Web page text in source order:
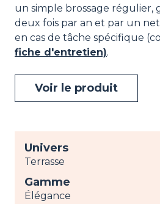
un simple brossage régulier,
deux fois par an et par un
en cas de tâche spécifique
fiche d'entretien).
Voir le produit
Univers
Terrasse
Gamme
Élégance